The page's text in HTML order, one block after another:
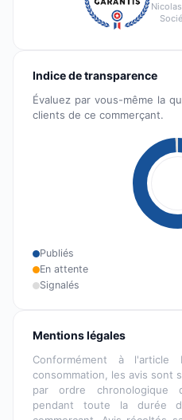
Indice de transparence
Évaluez par vous-même la
clients de ce commerçant.
Publiés
En attente
Signalés
Mentions légales
Conformément à
consommation, les avis sont
par ordre chronologique
pendant toute la durée